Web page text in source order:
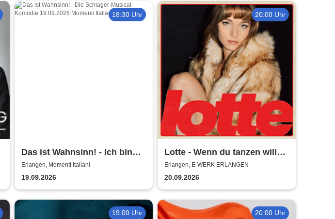
18:30 Uhr
Das ist Wahnsinn! - Ich bin
geboren um dich zu lieben!
Erlangen, Momenti Italiani
19.09.2026
20:00 Uhr
Lotte - Wenn du tanzen willst
Tour 2026
Erlangen, E-WERK ERLANGEN
20.09.2026
19:00 Uhr 20:00 Uhr